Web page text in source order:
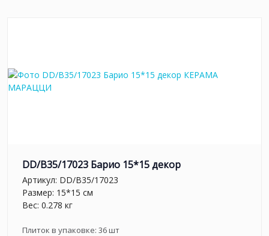
DD/B35/17023 Барио 15*15 декор
Артикул: DD/B35/17023
Размер: 15*15 см
Вес: 0.278 кг
Плиток в упаковке: 36шт